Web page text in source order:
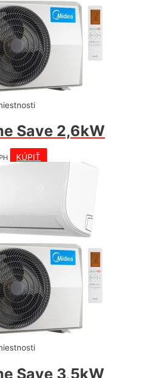
Save 2,6kW
KÚPIŤ
Save 3,5kW